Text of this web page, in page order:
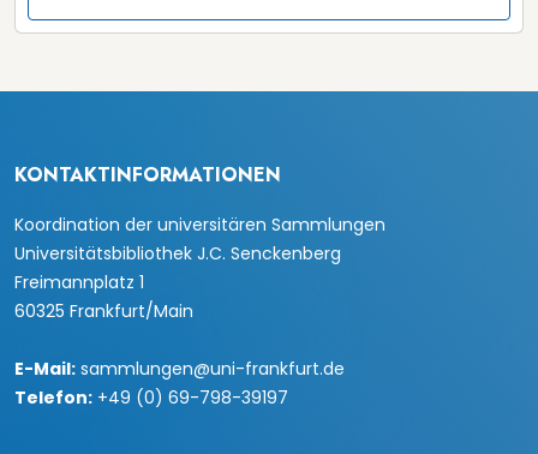
KONTAKTINFORMATIONEN
Koordination der universitären Sammlungen
Universitätsbibliothek J.C. Senckenberg
Freimannplatz 1
60325 Frankfurt/Main
E-Mail: sammlungen@uni-frankfurt.de
Telefon: +49 (0) 69-798-39197